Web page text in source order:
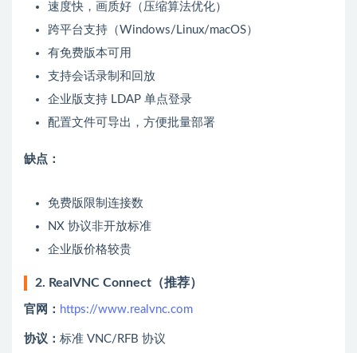
速度快，画质好（压缩算法优化）
跨平台支持（Windows/Linux/macOS）
有免费版本可用
支持会话录制和回放
企业版支持 LDAP 单点登录
配置文件可导出，方便批量部署
缺点：
免费版限制连接数
NX 协议非开放标准
企业版价格较贵
2. RealVNC Connect（推荐）
官网： https://www.realvnc.com
协议： 标准 VNC/RFB 协议